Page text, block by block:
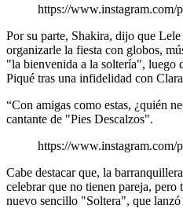
https://
Por su parte, Shakira, dijo que
organizarle la fiesta con globos,
"la bienvenida a la soltería", luego
Piqué tras una infidelidad con
“Con amigas como estas, ¿quién
cantante de "Pies Descalzos".
https://
Cabe destacar que, la
celebrar que no tienen pareja, pero
nuevo sencillo "Soltera", que lanzó